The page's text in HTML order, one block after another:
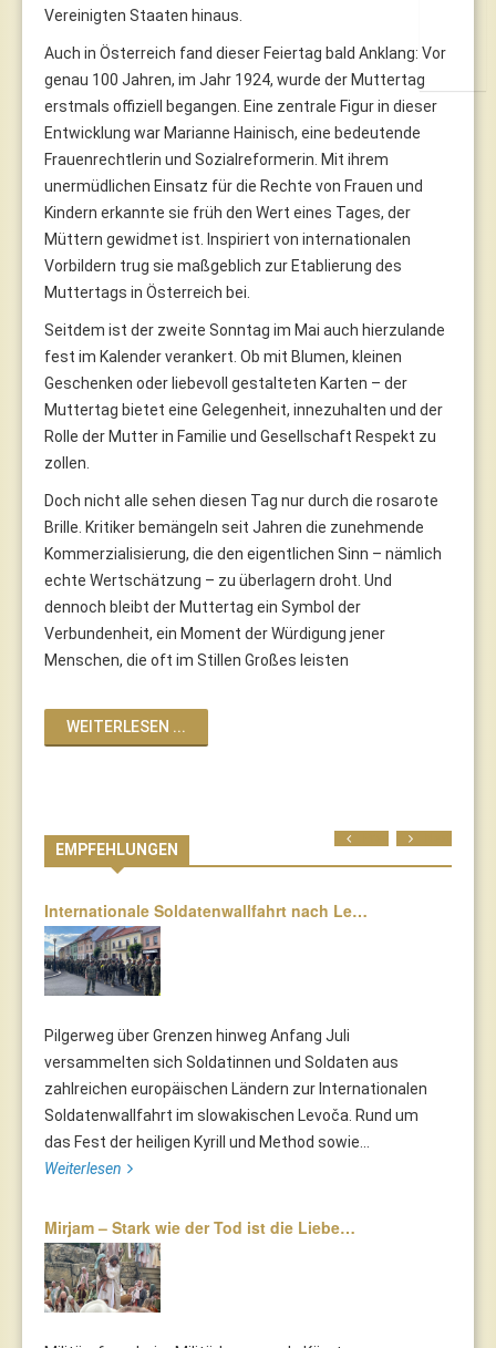
Vereinigten Staaten hinaus.
Auch in Österreich fand dieser Feiertag bald Anklang: Vor
genau 100 Jahren, im Jahr 1924, wurde der Muttertag
erstmals offiziell begangen. Eine zentrale Figur in dieser
Entwicklung war Marianne Hainisch, eine bedeutende
Frauenrechtlerin und Sozialreformerin. Mit ihrem
unermüdlichen Einsatz für die Rechte von Frauen und
Kindern erkannte sie früh den Wert eines Tages, der
Müttern gewidmet ist. Inspiriert von internationalen
Vorbildern trug sie maßgeblich zur Etablierung des
Muttertags in Österreich bei.
Seitdem ist der zweite Sonntag im Mai auch hierzulande
fest im Kalender verankert. Ob mit Blumen, kleinen
Geschenken oder liebevoll gestalteten Karten – der
Muttertag bietet eine Gelegenheit, innezuhalten und der
Rolle der Mutter in Familie und Gesellschaft Respekt zu
zollen.
Doch nicht alle sehen diesen Tag nur durch die rosarote
Brille. Kritiker bemängeln seit Jahren die zunehmende
Kommerzialisierung, die den eigentlichen Sinn – nämlich
echte Wertschätzung – zu überlagern droht. Und
dennoch bleibt der Muttertag ein Symbol der
Verbundenheit, ein Moment der Würdigung jener
Menschen, die oft im Stillen Großes leisten
WEITERLESEN ...
EMPFEHLUNGEN
Internationale Soldatenwallfahrt nach Le…
Pilgerweg über Grenzen hinweg Anfang Juli
versammelten sich Soldatinnen und Soldaten aus
zahlreichen europäischen Ländern zur Internationalen
Soldatenwallfahrt im slowakischen Levoča. Rund um
das Fest der heiligen Kyrill und Method sowie...
Weiterlesen
Mirjam – Stark wie der Tod ist die Liebe…